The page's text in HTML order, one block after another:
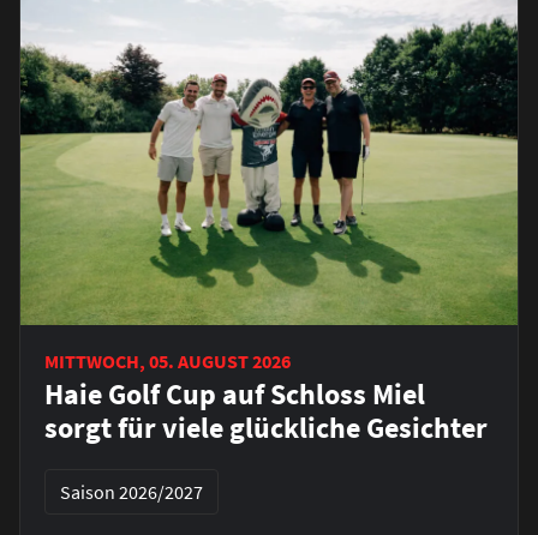
MITTWOCH, 05. AUGUST 2026
Haie Golf Cup auf Schloss Miel
sorgt für viele glückliche Gesichter
Saison 2026/2027